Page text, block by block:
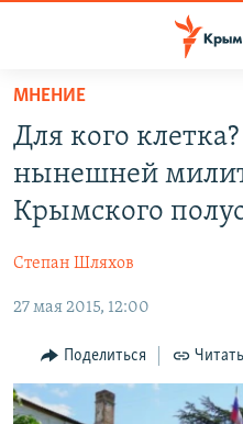
Вернуться
основному
содержанию
Вернутся
главной
Вернутся
поиску
СПЕЦПРОЕКТЫ
ВОДА
ЕЩЕ
ИНТЕРАКТИВ
ИНФОГРАФИКА
ТЕЛЕПРОЕКТ КРЫМ.РЕАЛИИ
РАДІО СВОБОДА
КАК ОБОЙТИ
Українською
МНЕНИЕ
Для кого
нынешней
Крымского
Степан Шляхов
27 мая 2015, 12:00
Поделиться